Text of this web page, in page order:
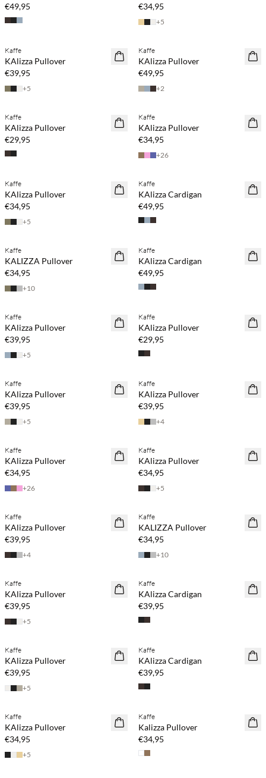
€49,95
€34,95
+5
NEUHEITEN
Kaffe
KAlizza Pullover
€39,95
+5
NEUHEITEN
Kaffe
KAlizza Pullover
€49,95
+2
NEUHEITEN
Kaffe
KAlizza Pullover
€29,95
NEUHEITEN
Kaffe
KAlizza Pullover
€34,95
+26
NEUHEITEN
Kaffe
KAlizza Pullover
€34,95
+5
NEUHEITEN
Kaffe
KAlizza Cardigan
€49,95
NEUHEITEN
Kaffe
KALIZZA Pullover
€34,95
+10
NEUHEITEN
Kaffe
KAlizza Cardigan
€49,95
NEUHEITEN
Kaffe
KAlizza Pullover
€39,95
+5
NEUHEITEN
Kaffe
KAlizza Pullover
€29,95
NEUHEITEN
Kaffe
KAlizza Pullover
€39,95
+5
NEUHEITEN
Kaffe
KAlizza Pullover
€39,95
+4
NEUHEITEN
Kaffe
KAlizza Pullover
€34,95
+26
NEUHEITEN
Kaffe
KAlizza Pullover
€34,95
+5
NEUHEITEN
Kaffe
KAlizza Pullover
€39,95
+4
NEUHEITEN
Kaffe
KALIZZA Pullover
€34,95
+10
NEUHEITEN
Kaffe
KAlizza Pullover
€39,95
+5
NEUHEITEN
Kaffe
KAlizza Cardigan
€39,95
NEUHEITEN
Kaffe
KAlizza Pullover
€39,95
+5
NEUHEITEN
Kaffe
KAlizza Cardigan
€39,95
NEUHEITEN
Kaffe
KAlizza Pullover
€34,95
+5
NEUHEITEN
Kaffe
Kalizza Pullover
€34,95